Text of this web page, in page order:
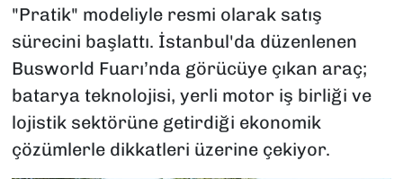
"Pratik" modeliyle resmi olarak satış
sürecini başlattı. İstanbul'da düzenlenen
Busworld Fuarı’nda görücüye çıkan araç;
batarya teknolojisi, yerli motor iş birliği ve
lojistik sektörüne getirdiği ekonomik
çözümlerle dikkatleri üzerine çekiyor.